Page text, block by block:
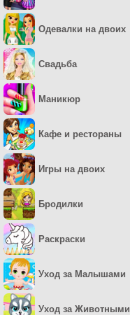
Одевалки на двоих
Свадьба
Маникюр
Кафе и рестораны
Игры на двоих
Бродилки
Раскраски
Уход за Малышами
Уход за Животными